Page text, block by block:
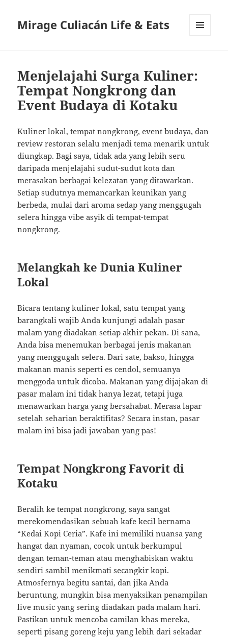
Mirage Culiacán Life & Eats
Menjelajahi Surga Kuliner:
Tempat Nongkrong dan
Event Budaya di Kotaku
Kuliner lokal, tempat nongkrong, event budaya, dan
review restoran selalu menjadi tema menarik untuk
diungkap. Bagi saya, tidak ada yang lebih seru
daripada menjelajahi sudut-sudut kota dan
merasakan berbagai kelezatan yang ditawarkan.
Setiap sudutnya memancarkan keunikan yang
berbeda, mulai dari aroma sedap yang menggugah
selera hingga vibe asyik di tempat-tempat
nongkrong.
Melangkah ke Dunia Kuliner
Lokal
Bicara tentang kuliner lokal, satu tempat yang
barangkali wajib Anda kunjungi adalah pasar
malam yang diadakan setiap akhir pekan. Di sana,
Anda bisa menemukan berbagai jenis makanan
yang menggugah selera. Dari sate, bakso, hingga
makanan manis seperti es cendol, semuanya
menggoda untuk dicoba. Makanan yang dijajakan di
pasar malam ini tidak hanya lezat, tetapi juga
menawarkan harga yang bersahabat. Merasa lapar
setelah seharian beraktifitas? Secara instan, pasar
malam ini bisa jadi jawaban yang pas!
Tempat Nongkrong Favorit di
Kotaku
Beralih ke tempat nongkrong, saya sangat
merekomendasikan sebuah kafe kecil bernama
“Kedai Kopi Ceria”. Kafe ini memiliki nuansa yang
hangat dan nyaman, cocok untuk berkumpul
dengan teman-teman atau menghabiskan waktu
sendiri sambil menikmati secangkir kopi.
Atmosfernya begitu santai, dan jika Anda
beruntung, mungkin bisa menyaksikan penampilan
live music yang sering diadakan pada malam hari.
Pastikan untuk mencoba camilan khas mereka,
seperti pisang goreng keju yang lebih dari sekadar